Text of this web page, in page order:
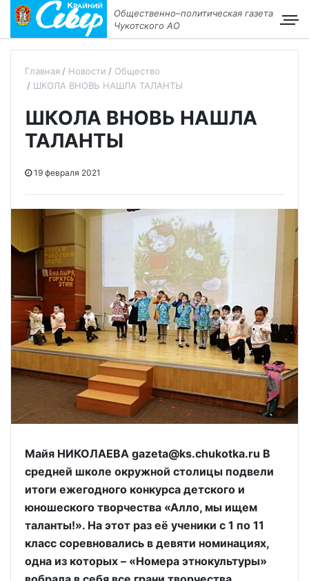
Общественно–политическая газета
Чукотского АО
Главная Новости
Общество
ШКОЛА ВНОВЬ НАШЛА ТАЛАНТЫ
ШКОЛА ВНОВЬ НАШЛА
ТАЛАНТЫ
19 февраля 2021
Майя НИКОЛАЕВА gazeta@ks.chukotka.ru В
средней школе окружной столицы подвели
итоги ежегодного конкурса детского и
юношеского творчества «Алло, мы ищем
таланты!». На этот раз её ученики с 1 по 11
класс соревновались в девяти номинациях,
одна из которых – «Номера этнокультуры»